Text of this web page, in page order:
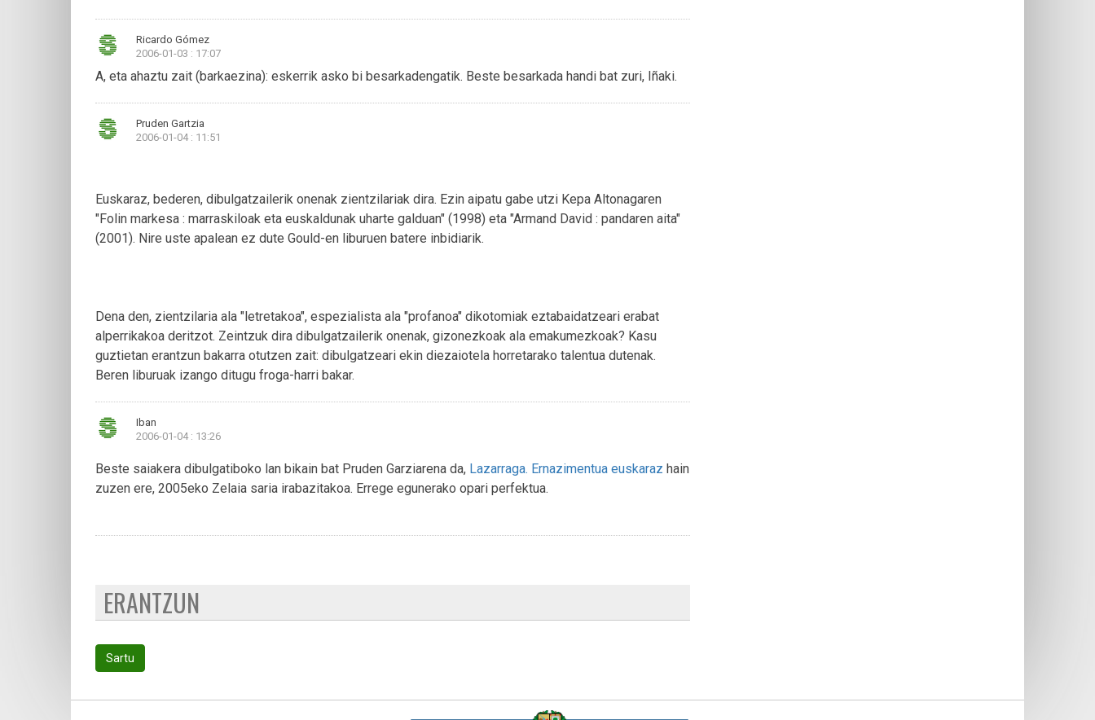
Ricardo Gómez
2006-01-03 : 17:07
A, eta ahaztu zait (barkaezina): eskerrik asko bi besarkadengatik. Beste besarkada handi bat zuri, Iñaki.
Pruden Gartzia
2006-01-04 : 11:51
Euskaraz, bederen, dibulgatzailerik onenak zientzilariak dira. Ezin aipatu gabe utzi Kepa Altonagaren
"Folin markesa : marraskiloak eta euskaldunak uharte galduan" (1998) eta "Armand David : pandaren aita"
(2001). Nire uste apalean ez dute Gould-en liburuen batere inbidiarik.
Dena den, zientzilaria ala "letretakoa", espezialista ala "profanoa" dikotomiak eztabaidatzeari erabat
alperrikakoa deritzot. Zeintzuk dira dibulgatzailerik onenak, gizonezkoak ala emakumezkoak? Kasu
guztietan erantzun bakarra otutzen zait: dibulgatzeari ekin diezaiotela horretarako talentua dutenak.
Beren liburuak izango ditugu froga-harri bakar.
Iban
2006-01-04 : 13:26
Beste saiakera dibulgatiboko lan bikain bat Pruden Garziarena da, Lazarraga. Ernazimentua euskaraz hain
zuzen ere, 2005eko Zelaia saria irabazitakoa. Errege egunerako opari perfektua.
ERANTZUN
Sartu